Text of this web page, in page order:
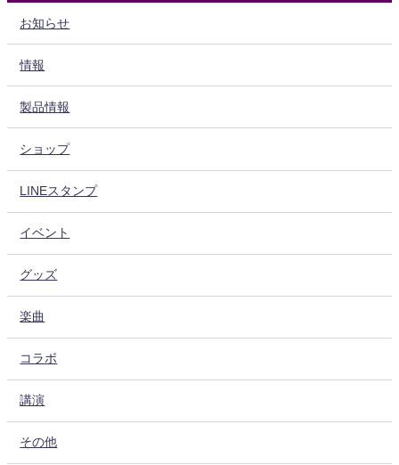
お知らせ
情報
製品情報
ショップ
LINEスタンプ
イベント
グッズ
楽曲
コラボ
講演
その他